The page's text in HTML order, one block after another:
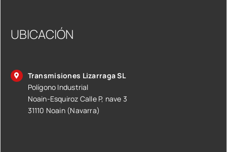
UBICACIÓN
Transmisiones Lizarraga SL
Polígono Industrial
Noain-Esquiroz Calle P, nave 3
31110 Noain (Navarra)